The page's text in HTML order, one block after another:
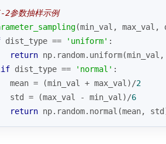
2参数抽样示例
(min_val, max_val,
dist_type == 'uniform' :
return
dist_type == 'normal' :
mean = (min_val + max_val)/
2
std = (max_val - min_val)/
6
return np.random.normal(mean,